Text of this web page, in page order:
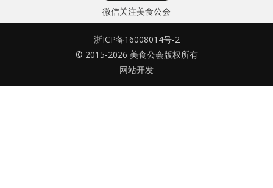
记住我的登录状态
没帐号？ 注册一个
悬赏测评
私家厨房
微信关注美食公会
浙ICP备16008014号-2
© 2015-2026 美食公会版权所有
网站开发